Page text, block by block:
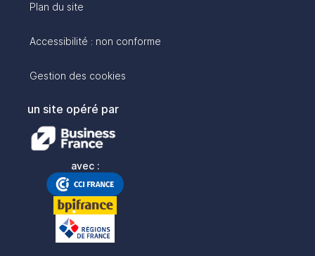
Plan du site
Accessibilité : non conforme
Gestion des cookies
un site opéré par
avec :